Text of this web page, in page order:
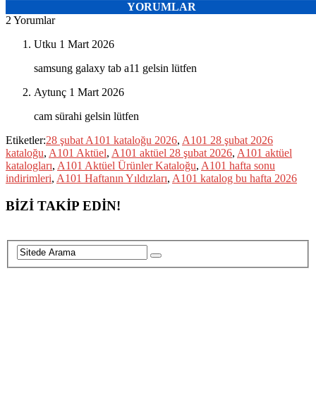
YORUMLAR
2 Yorumlar
Utku 1 Mart 2026
samsung galaxy tab a11 gelsin lütfen
Aytunç 1 Mart 2026
cam sürahi gelsin lütfen
Etiketler:28 şubat A101 kataloğu 2026, A101 28 şubat 2026
kataloğu, A101 Aktüel, A101 aktüel 28 şubat 2026, A101 aktüel
katalogları, A101 Aktüel Ürünler Kataloğu, A101 hafta sonu
indirimleri, A101 Haftanın Yıldızları, A101 katalog bu hafta 2026
BİZİ TAKİP EDİN!